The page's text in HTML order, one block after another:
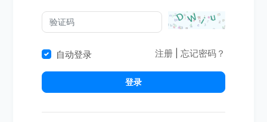
自动登录 注册 忘记密码？
登录